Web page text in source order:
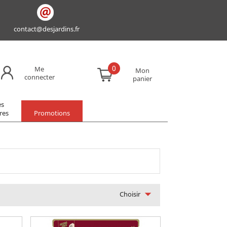
contact@desjardins.fr
Me
connecter
0
Mon
panier
Promotions
Choisir